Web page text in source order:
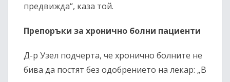
предвижда“, каза той.
Препоръки за хронично болни пациенти
Д-р Узел подчерта, че хронично болните не
бива да постят без одобрението на лекар: „В